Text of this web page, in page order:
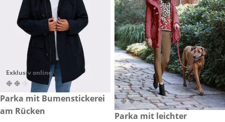
Exklusiv online
€ 189,00
Parka mit Bumenstickerei
am Rücken
€ 159,00
Parka mit leichter